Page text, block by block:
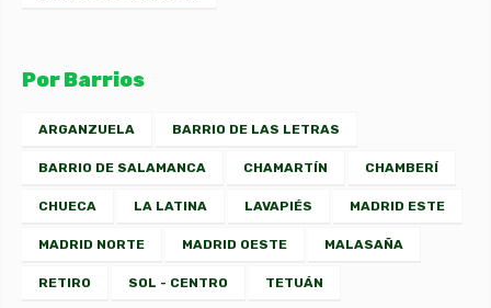
Por Barrios
ARGANZUELA BARRIO DE LAS LETRAS
BARRIO DE SALAMANCA CHAMARTÍN CHAMBERÍ
CHUECA LA LATINA LAVAPIÉS MADRID ESTE
MADRID NORTE MADRID OESTE MALASAÑA
RETIRO SOL - CENTRO TETUÁN